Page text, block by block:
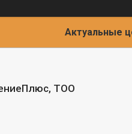
Актуальные
ТОО